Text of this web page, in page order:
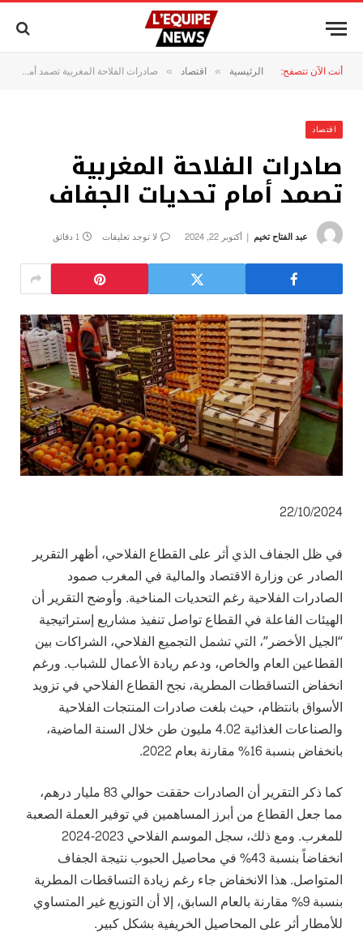
أنت الآن تتصفح: الرئيسية » اقتصاد » صادرات الفلاحة المغربية تصمد أمام تحديات الجفاف
اقتصاد
صادرات الفلاحة المغربية
تصمد أمام تحديات الجفاف
عبد الفتاح تخيم أكتوبر 22, 2024 لا توجد تعليقات 1 دقائق
22/10/2024
في ظل الجفاف الذي أثر على القطاع الفلاحي، أظهر التقرير
الصادر عن وزارة الاقتصاد والمالية في المغرب صمود
الصادرات الفلاحية رغم التحديات المناخية. وأوضح التقرير أن
الهيئات الفاعلة في القطاع تواصل تنفيذ مشاريع إستراتيجية
“الجيل الأخضر”، التي تشمل التجميع الفلاحي، الشراكات بين
القطاعين العام والخاص، ودعم ريادة الأعمال للشباب. ورغم
انخفاض التساقطات المطرية، نجح القطاع الفلاحي في تزويد
الأسواق بانتظام، حيث بلغت صادرات المنتجات الفلاحية
والصناعات الغذائية 4.02 مليون طن خلال السنة الماضية،
بانخفاض بنسبة 16% مقارنة بعام 2022.
كما ذكر التقرير أن الصادرات حققت حوالي 83 مليار درهم،
مما جعل القطاع من أبرز المساهمين في توفير العملة الصعبة
للمغرب. ومع ذلك، سجل الموسم الفلاحي 2023-2024
انخفاضاً بنسبة 43% في محاصيل الحبوب نتيجة الجفاف
المتواصل. هذا الانخفاض جاء رغم زيادة التساقطات المطرية
بنسبة 9% مقارنة بالعام السابق، إلا أن التوزيع غير المتساوي
للأمطار أثر على المحاصيل الخريفية بشكل كبير.